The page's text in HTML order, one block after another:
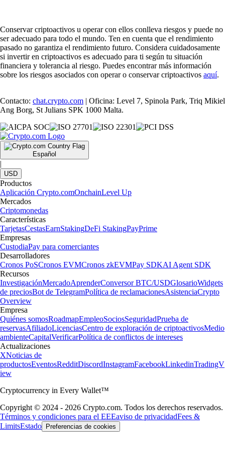
Conservar criptoactivos u operar con ellos conlleva riesgos y puede no
ser adecuado para todo el mundo. Ten en cuenta que el rendimiento
pasado no garantiza el rendimiento futuro. Considera cuidadosamente
si invertir en criptoactivos es adecuado para ti según tu situación
financiera y tolerancia al riesgo. Puedes encontrar más información
sobre los riesgos asociados con operar o conservar criptoactivos aquí.
Contacto: chat.crypto.com | Oficina: Level 7, Spinola Park, Triq Mikiel
Ang Borg, St Julians SPK 1000 Malta.
Español
|
USD
Productos
Aplicación Crypto.comOnchainLevel Up
Mercados
Criptomonedas
Características
TarjetasCestasEarnStakingDeFi StakingPayPrime
Empresas
CustodiaPay para comerciantes
Desarrolladores
Cronos PoSCronos EVMCronos zkEVMPay SDKAI Agent SDK
Recursos
InvestigaciónMercadoAprenderConversor BTC/USDGlosarioWidgets
de preciosBot de TelegramPolítica de reclamacionesAsistenciaCrypto
Overview
Empresa
Quiénes somosRoadmapEmpleoSociosSeguridadPrueba de
reservasAfiliadoLicenciasCentro de exploración de criptoactivosMedio
ambienteCapitalVerificarPolítica de conflictos de intereses
Actualizaciones
XNoticias de
productosEventosRedditDiscordInstagramFacebookLinkedinTradingV
iew
Cryptocurrency in Every Wallet™
Copyright © 2024 - 2026 Crypto.com. Todos los derechos reservados.
Términos y condiciones para el EEEaviso de privacidadFees &
LimitsEstado Preferencias de cookies